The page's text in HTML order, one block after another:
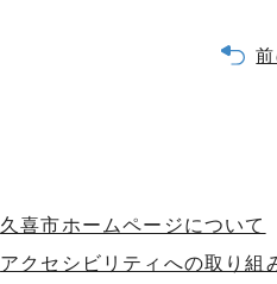
久喜市ホームページについて
アクセシビリティへの取り組